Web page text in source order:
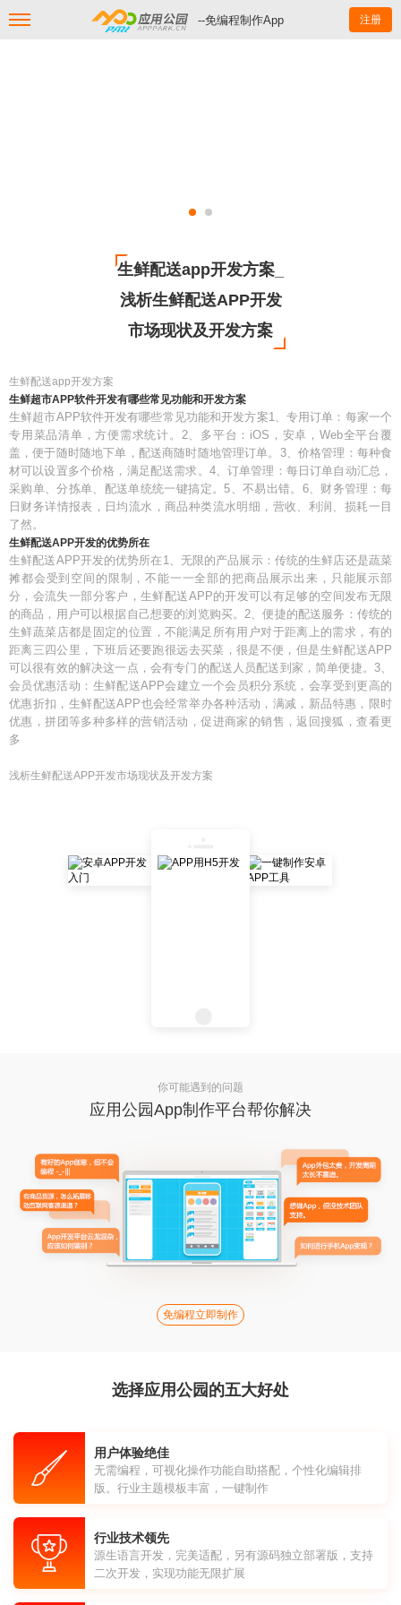
--免编程制作App 注册
生鲜配送app开发方案_
浅析生鲜配送APP开发
市场现状及开发方案
生鲜配送app开发方案
生鲜超市APP软件开发有哪些常见功能和开发方案
生鲜超市APP软件开发有哪些常见功能和开发方案1、专用订单：每家一个
专用菜品清单，方便需求统计。2、多平台：iOS，安卓，Web全平台覆
盖，便于随时随地下单，配送商随时随地管理订单。3、价格管理：每种食
材可以设置多个价格，满足配送需求。4、订单管理：每日订单自动汇总，
采购单、分拣单、配送单统统一键搞定。5、不易出错。6、财务管理：每
日财务详情报表，日均流水，商品种类流水明细，营收、利润、损耗一目
了然。
生鲜配送APP开发的优势所在
生鲜配送APP开发的优势所在1、无限的产品展示：传统的生鲜店还是蔬菜
摊都会受到空间的限制，不能一一全部的把商品展示出来，只能展示部
分，会流失一部分客户，生鲜配送APP的开发可以有足够的空间发布无限
的商品，用户可以根据自己想要的浏览购买。2、便捷的配送服务：传统的
生鲜蔬菜店都是固定的位置，不能满足所有用户对于距离上的需求，有的
距离三四公里，下班后还要跑很远去买菜，很是不便，但是生鲜配送APP
可以很有效的解决这一点，会有专门的配送人员配送到家，简单便捷。3、
会员优惠活动：生鲜配送APP会建立一个会员积分系统，会享受到更高的
优惠折扣，生鲜配送APP也会经常举办各种活动，满减，新品特惠，限时
优惠，拼团等多种多样的营销活动，促进商家的销售，返回搜狐，查看更
多
浅析生鲜配送APP开发市场现状及开发方案
你可能遇到的问题
应用公园App制作平台帮你解决
免编程立即制作
选择应用公园的五大好处
用户体验绝佳
无需编程，可视化操作功能自助搭配，个性化编辑排
版。行业主题模板丰富，一键制作
行业技术领先
源生语言开发，完美适配，另有源码独立部署版，支持
二次开发，实现功能无限扩展